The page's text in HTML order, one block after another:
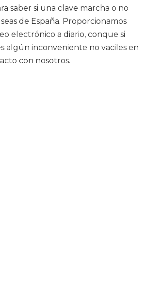
saber si una clave marcha o no
de España. Proporcionamos
electrónico a diario, conque si
algún inconveniente no vaciles en
con nosotros.